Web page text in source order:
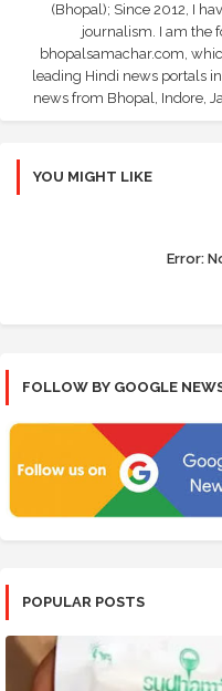
(Bhopal); Since 2012, I
journalism. I am the
bhopalsamachar.com,
leading Hindi news portals
news from Bhopal, Indore,
YOU MIGHT LIKE
Error:
FOLLOW BY GOOGLE
POPULAR POSTS